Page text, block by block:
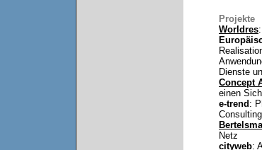
Projekte
Worldres
Dienste
Concept
einen
e-trend :
Netz
cityweb: